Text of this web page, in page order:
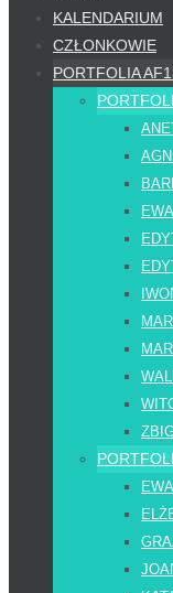
KALENDARIUM
CZŁONKOWIE
PORTFOLIA